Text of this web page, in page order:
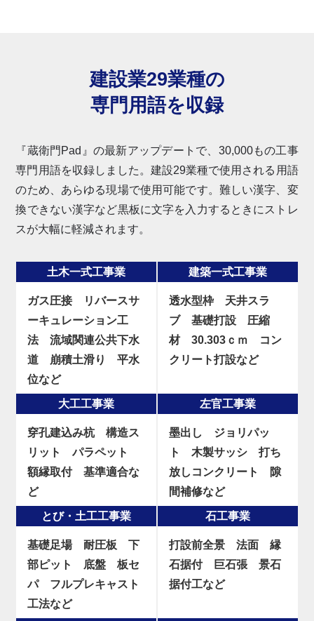
建設業29業種の
専門用語を収録
『蔵衛門Pad』の最新アップデートで、30,000もの工事
専門用語を収録しました。建設29業種で使用される用語
のため、あらゆる現場で使用可能です。難しい漢字、変
換できない漢字など黒板に文字を入力するときにストレ
スが大幅に軽減されます。
土木一式工事業
ガス圧接
リバースサ
ーキュレーション工
法
流域関連公共下水
道
崩積土滑り
平水
位など
建築一式工事業
透水型枠
天井スラ
ブ
基礎打設
圧縮
材
30.303ｃｍ
コン
クリート打設など
大工工事業
穿孔建込み杭
構造ス
リット
パラペット
額縁取付
基準適合な
ど
左官工事業
墨出し
ジョリパッ
ト
木製サッシ
打ち
放しコンクリート
隙
間補修など
とび・土工工事業
基礎足場 耐圧板
下
部ピット
底盤
板セ
パ
フルプレキャスト
工法など
石工事業
打設前全景 法面
縁
石据付
巨石張
景石
据付工など